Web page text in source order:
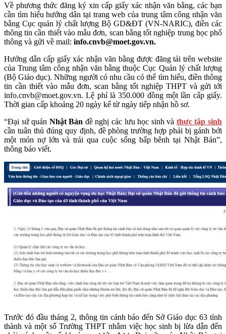
Về phương thức đăng ký xin cấp giấy xác nhận văn bằng, các bạn
cần tìm hiểu hướng dân tại trang web của trung tâm công nhận văn
bằng Cục quản lý chất lượng Bộ GD&ĐT (VN-NARIC), điền các
thông tin cần thiết vào mẫu đơn, scan bằng tốt nghiệp trung học phổ
thông và gửi về mail: info.cnvb@moet.gov.vn.
Hướng dẫn cấp giấy xác nhận văn bằng được đăng tải trên website
của Trung tâm công nhận văn bằng thuộc Cục Quản lý chất lượng
(Bộ Giáo dục). Những người có nhu cầu có thể tìm hiểu, điền thông
tin cần thiết vào mẫu đơn, scan bằng tốt nghiệp THPT và gửi tới
info.cnvb@moet.gov.vn. Lệ phí là 350.000 đồng một lần cấp giấy.
Thời gian cấp khoảng 20 ngày kể từ ngày tiếp nhận hồ sơ.
“Đại sứ quán Nhật Bản đề nghị các lưu học sinh và thực tập sinh
cần tuân thủ đúng quy định, đề phòng trường hợp phải bị gánh bởi
một món nợ lớn và trải qua cuộc sống bấp bênh tại Nhật Bản”,
thông báo viết.
Trước đó đầu tháng 2, thông tin cảnh báo đến Sở Giáo dục 63 tỉnh
thành và một số Trường THPT nhằm việc học sinh bị lừa dẫn đến